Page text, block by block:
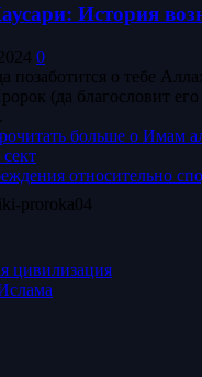
История
0
позаботится о тебе
(да благословит
больше о Имам
относительно
цивилизация